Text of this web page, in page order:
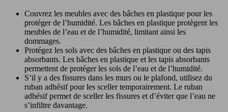
Couvrez les meubles avec des bâches en plastique pour les
protéger de l’humidité. Les bâches en plastique protègent les
meubles de l’eau et de l’humidité, limitant ainsi les
dommages.
Protégez les sols avec des bâches en plastique ou des tapis
absorbants. Les bâches en plastique et les tapis absorbants
permettent de protéger les sols de l’eau et de l’humidité.
S’il y a des fissures dans les murs ou le plafond, utilisez du
ruban adhésif pour les sceller temporairement. Le ruban
adhésif permet de sceller les fissures et d’éviter que l’eau ne
s’infiltre davantage.